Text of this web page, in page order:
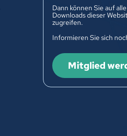
Dann können Sie auf
Downloads dieser
zugreifen.
Informieren Sie sich
Mitglied